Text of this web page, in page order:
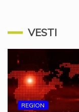
VESTI
REGION